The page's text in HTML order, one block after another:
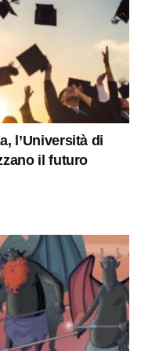
l’Università di
il futuro